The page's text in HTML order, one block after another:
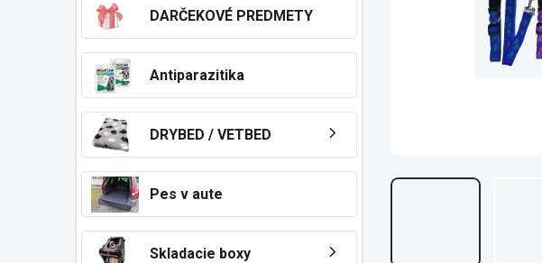
DARČEKOVÉ PREDMETY
Antiparazitika
DRYBED / VETBED
Pes v aute
Skladacie boxy